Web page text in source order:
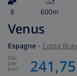
8 600m
Venus
Espagne - Costa
de/
par
jour